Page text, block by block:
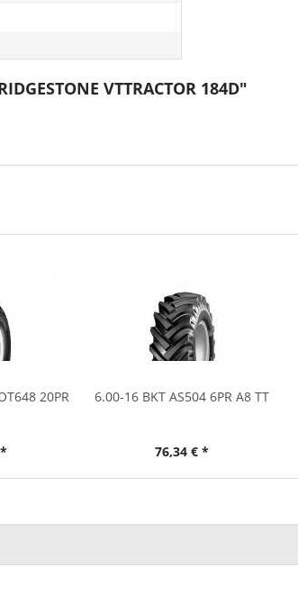
VTTRACTOR 184D"
20PR
6.00-16 BKT AS504 6PR A8 TT
76,34 € *